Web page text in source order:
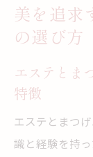
美を追求
の選び方
エステとま
特徴
エステとまつ
識と経験を持